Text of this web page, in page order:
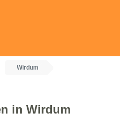
Wirdum
in Wirdum